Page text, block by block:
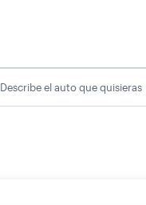
Describe el auto que quisieras